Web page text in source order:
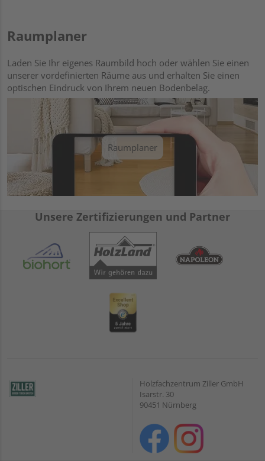
Raumplaner
Laden Sie Ihr eigenes Raumbild hoch oder wählen Sie einen
unserer vordefinierten Räume aus und erhalten Sie einen
optischen Eindruck von Ihrem neuen Bodenbelag.
Raumplaner
Unsere Zertifizierungen und Partner
Holzfachzentrum Ziller GmbH
Isarstr. 30
90451 Nürnberg